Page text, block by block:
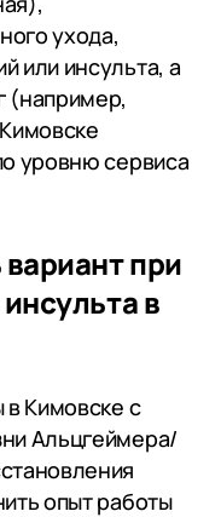
ухода,
или инсульта, а
(например,
уровню сервиса
при
в
в Кимовске с
Альцгеймера/
опыт работы